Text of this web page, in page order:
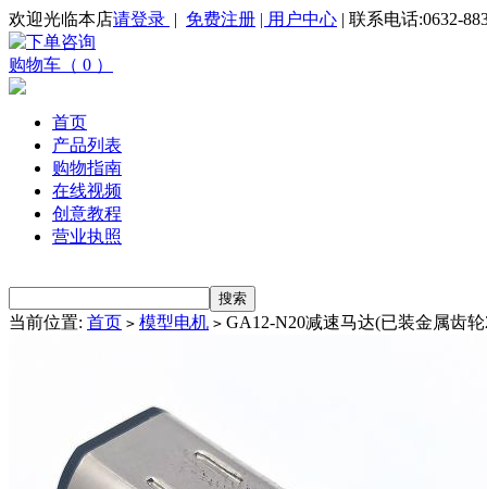
欢迎光临本店请登录 | 免费注册 | 用户中心 | 联系电话:0632-
购物车（ 0 ）
首页
产品列表
购物指南
在线视频
创意教程
营业执照
当前位置: 首页 > 模型电机 > GA12-N20减速马达(已装金属齿